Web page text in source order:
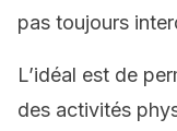
pas toujours
L’idéal est de
des activités